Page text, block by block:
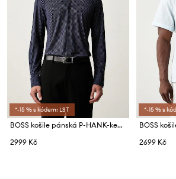
*-15 % s kódem: LST
BOSS košile pánská P-HANK-kent-C1-222
2999 Kč
*-15 % s
2699 Kč